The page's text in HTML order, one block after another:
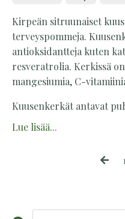
Kirpeän sitruunaiset
terveyspommeja.
antioksidantteja kuten
resveratrolia. Kerkissä
mangesiumia, C-
Kuusenkerkät antavat
Lue lisää...